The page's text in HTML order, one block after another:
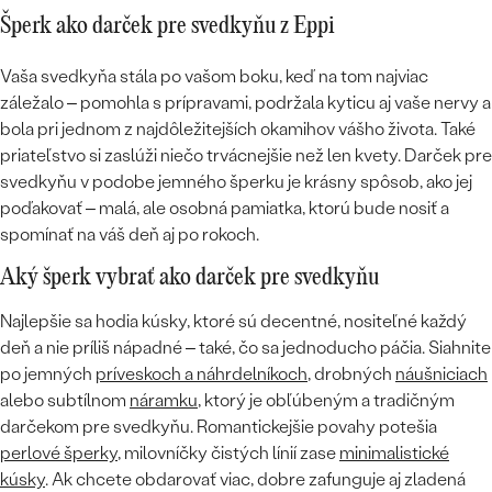
Šperk ako darček pre svedkyňu z Eppi
Vaša svedkyňa stála po vašom boku, keď na tom najviac
záležalo – pomohla s prípravami, podržala kyticu aj vaše nervy a
bola pri jednom z najdôležitejších okamihov vášho života. Také
priateľstvo si zaslúži niečo trvácnejšie než len kvety. Darček pre
svedkyňu v podobe jemného šperku je krásny spôsob, ako jej
poďakovať – malá, ale osobná pamiatka, ktorú bude nosiť a
spomínať na váš deň aj po rokoch.
Aký šperk vybrať ako darček pre svedkyňu
Najlepšie sa hodia kúsky, ktoré sú decentné, nositeľné každý
deň a nie príliš nápadné – také, čo sa jednoducho páčia. Siahnite
po jemných príveskoch a náhrdelníkoch, drobných náušniciach
alebo subtílnom náramku, ktorý je obľúbeným a tradičným
darčekom pre svedkyňu. Romantickejšie povahy potešia
perlové šperky, milovníčky čistých línií zase minimalistické
kúsky. Ak chcete obdarovať viac, dobre zafunguje aj zladená